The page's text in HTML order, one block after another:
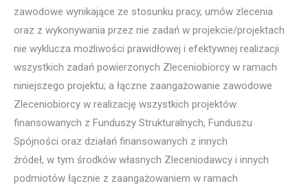
zawodowe wynikające ze stosunku pracy, umów zlecenia
oraz z wykonywania przez nie zadań w projekcie/projektach
nie wyklucza możliwości prawidłowej i efektywnej realizacji
wszystkich zadań powierzonych Zleceniobiorcy w ramach
niniejszego projektu; a łączne zaangażowanie zawodowe
Zleceniobiorcy w realizację wszystkich projektów
finansowanych z Funduszy Strukturalnych, Funduszu
Spójności oraz działań finansowanych z innych
źródeł, w tym środków własnych Zleceniodawcy i innych
podmiotów łącznie z zaangażowaniem w ramach